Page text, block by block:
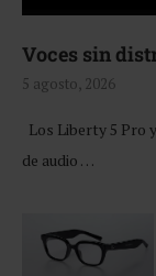
Voces sin
5 agosto, 2026
Los Liberty 5 Pro
de audio …